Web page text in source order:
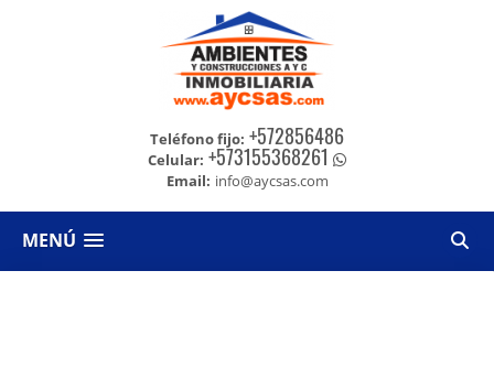
Teléfono fijo: +572856486
Celular: +573155368261
Email: info@aycsas.com
MENÚ